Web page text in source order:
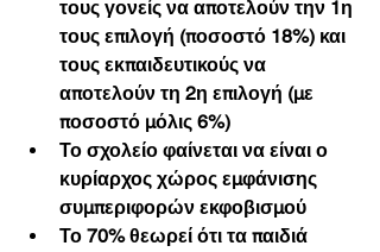
τους γονείς να αποτελούν την 1η
τους επιλογή (ποσοστό 18%) και
τους εκπαιδευτικούς να
αποτελούν τη 2η επιλογή (με
ποσοστό μόλις 6%)
Το σχολείο φαίνεται να είναι ο
κυρίαρχος χώρος εμφάνισης
συμπεριφορών εκφοβισμού
Το 70% θεωρεί ότι τα παιδιά